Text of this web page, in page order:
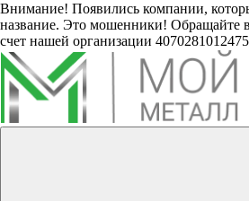
Внимание! Появились компании,
название. Это мошенники! Обращайте
счет нашей организации